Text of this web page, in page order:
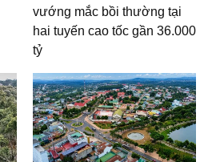
vướng mắc bồi thường tại
hai tuyến cao tốc gần 36.000
tỷ